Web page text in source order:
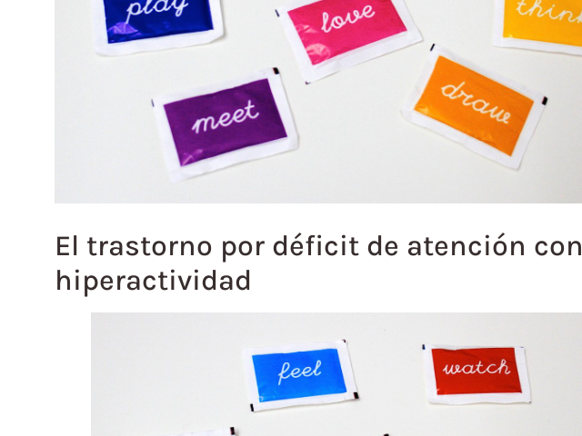
El trastorno por déficit de atención con
hiperactividad